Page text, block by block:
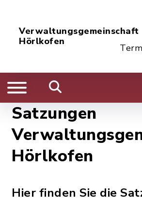
Verwaltungsgemeinschaft
Hörlkofen
Satzungen
Hörlkofen
Hier finden Sie die